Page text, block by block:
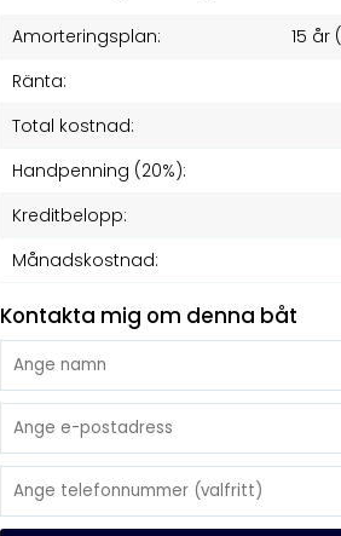
Amorteringsplan: 15 år(
Ränta:
Total kostnad:
Handpenning (20%):
Kreditbelopp:
Månadskostnad:
Kontakta mig om denna båt